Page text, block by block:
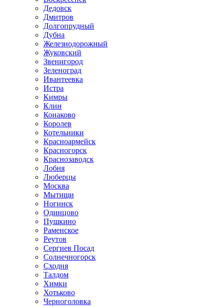
Дедовск
Дмитров
Долгопрудный
Дубна
Железнодорожный
Жуковский
Звенигород
Зеленоград
Ивантеевка
Истра
Кимры
Клин
Конаково
Королев
Котельники
Красноармейск
Красногорск
Краснозаводск
Лобня
Люберцы
Москва
Мытищи
Ногинск
Одинцово
Пушкино
Раменское
Реутов
Сергиев Посад
Солнечногорск
Сходня
Талдом
Химки
Хотьково
Черноголовка